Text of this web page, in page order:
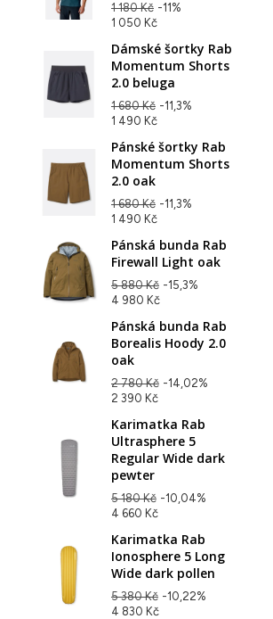
1 180 Kč -11%
1 050 Kč
Dámské šortky Rab
Momentum Shorts
2.0 beluga
1 680 Kč -11,3%
1 490 Kč
Pánské šortky Rab
Momentum Shorts
2.0 oak
1 680 Kč -11,3%
1 490 Kč
Pánská bunda Rab
Firewall Light oak
5 880 Kč -15,3%
4 980 Kč
Pánská bunda Rab
Borealis Hoody 2.0
oak
2 780 Kč -14,02%
2 390 Kč
Karimatka Rab
Ultrasphere 5
Regular Wide dark
pewter
5 180 Kč -10,04%
4 660 Kč
Karimatka Rab
Ionosphere 5 Long
Wide dark pollen
5 380 Kč -10,22%
4 830 Kč